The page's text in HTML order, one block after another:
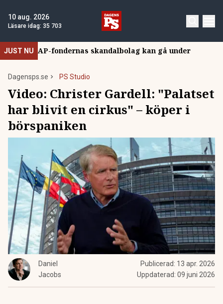
10 aug. 2026
Läsare idag: 35 703
JUST NU AP-fondernas skandalbolag kan gå under
Dagensps.se PS Studio
Video: Christer Gardell: "Palatset
har blivit en cirkus" – köper i
börspaniken
Daniel
Jacobs
Publicerad: 13 apr. 2026
Uppdaterad: 09 juni 2026